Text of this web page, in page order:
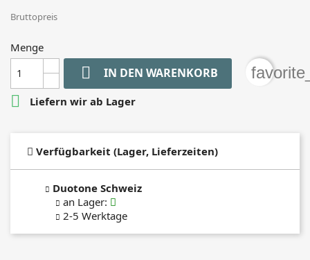
Bruttopreis
Menge
 IN DEN WARENKORB

Liefern wir ab Lager
Verfügbarkeit (Lager, Lieferzeiten)
Duotone Schweiz
an Lager:
2-5 Werktage